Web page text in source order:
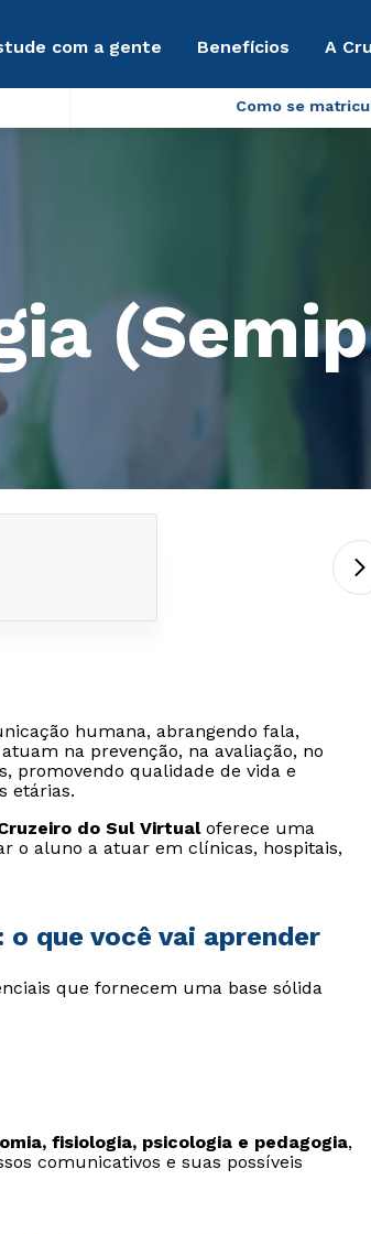
com a gente Benefícios A
Como se
humana, abrangendo fala,
na prevenção, na avaliação, no
promovendo qualidade de vida e
etárias.
do Sul Virtualoferece uma
o aluno a atuar em clínicas, hospitais,
que você vai aprender
que fornecem uma base sólida
fisiologia, psicologia e pedagogia,
comunicativos e suas possíveis